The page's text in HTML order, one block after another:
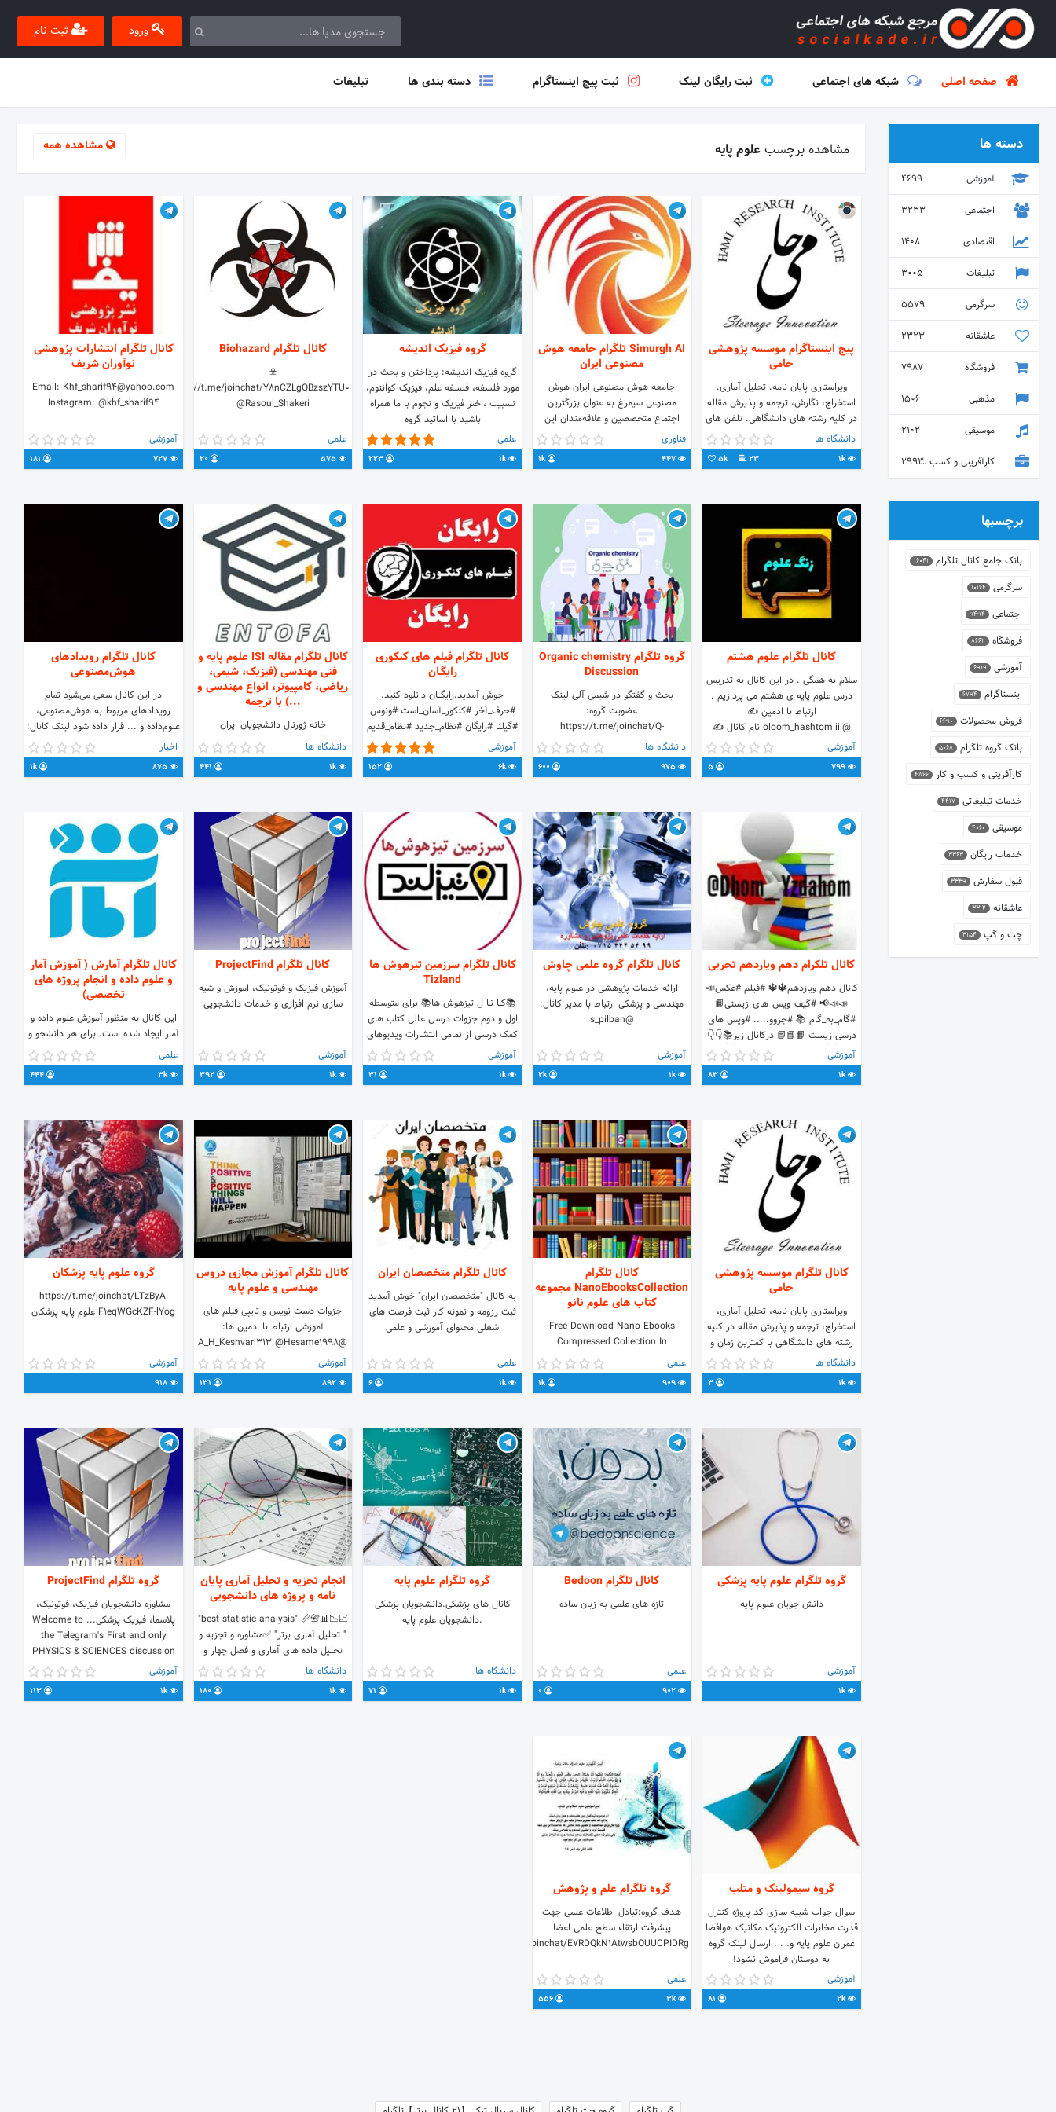
ورود ثبت نام
صفحه اصلی شبکه های اجتماعی ثبت رایگان لینک ثبت پیج اینستاگرام دسته بندی ها تبلیغات
مشاهده برچسب علوم پایه مشاهده همه
پیج اینستاگرام موسسه پژوهشی
حامی
ویراستاری پایان نامه. تحلیل آماری.
استخراج، نگارش، ترجمه و پذیرش مقاله
در کلیه رشته های دانشگاهی. تلفن های
تماس: 02166564246 09106911682 و
83 و 84
دانشگاه ها
1k
23
5k
Simurgh AI تلگرام جامعه هوش
مصنوعی ایران
جامعه هوش مصنوعی ایران هوش
مصنوعی سیمرغ به عنوان بزرگترین
اجتماع متخصصین و علاقه‌مندان این
حوزه در حال تهیه ویدئوهای رایگان
زبان‌های برنامه نویسی در حوزه AI و تهیه
ورکشاپ‌های هوش مصنوعی می‌باشد.
Facebook :
https://lnkd.in/ejf7xKzJ Instagram:
https://instagram.com/simurghai
Twitter:
https://Twitter.com/simurghai
Whatsapp: https://lnkd.in/eq-
Phyfq
فناوری
447
1k
گروه فیزیک اندیشه
گروه فیزیک اندیشه: پرداختن و بحث در
مورد فلسفه، فلسفه علم، فیزیک کوانتوم،
نسبیت ،اختر فیزیک و نجوم با ما همراه
باشید با اساتید گروه
علمی
1k
223
کانال تلگرام Biohazard
☣️
https://t.me/joinchat/Y8nCZLgQBzszYTU0
@Rasoul_Shakeri
علمی
575
20
کانال تلگرام انتشارات پژوهشی
نوآوران شریف
Email: Khf_sharif94@yahoo.com
Instagram: @khf_sharif94
آموزشی
727
کانال تلگرام علوم هشتم
سلام به همگی . در این کانال به تدریس
درس علوم پایه ی هشتم می پردازیم .
ارتباط با ادمین ✍
@oloom_hashtomiiii نام کانال ✍
⚫🔴 علوم هشتم 🔴⚫ آدرس ( iD )
کانال ✍ @oloom_hashtomi با تشکر
از همه 🙏🙏🙏🙏 خدا پشت و پناه
آموزشی
799
5
گروه تلگرام Organic chemistry
Discussion
بحث و گفتگو در شیمی آلی لینک
عضویت گروه:
https://t.me/joinchat/Q-
XMYRtutpUpYRtnkqvawg قوانین
گروه: ⛔️ چت غیر علمی ممنوع. ⛔️
تبلیغات و مطالب غیرمرتبط ممنوع. کانال
دانشگاه ها
975
600
کانال تلگرام فیلم های کنکوری
رایگـان
خوش آمدید.رایگــــان دانلود کنید.
#حرف_آخر #کنکور_آسان_است #ونوس
#گیلنا #رایگان #نظام_جدید #نظام_قدیم
#تجربی #حرف_آخر99 #گاج #قلمچی
#سپاه #مدیریت_فروشگاه #صفر_تا_صد
#پروژه6040 #کتب #درسی #آموزشی
آموزشی
6k
152
کانال تلگرام مقاله ISI علوم پایه و
فنی مهندسی (فیزیک، شیمی،
ریاضی، کامپیوتر، انواع مهندسی و
...) با ترجمه
خانه ژورنال دانشجویان ایران
www.entofa.net کانال شامل مقالات
isi با ترجمه فارسی در رشته های: 👷‍♂️
مهندسی شیمی 👷‍♂️ شیمی 👷‍♂️ کامپیوتر
فیزیک و نجوم Admin: @entofa_net
website: www.entofa.net
facebook.com/en2fa
Linkedin.com/in/entofa
pinterest.com/entofa_net
دانشگاه ها
1k
کانال تلگرام رویدادهای
هوش‌مصنوعی
در این کانال سعی می‌شود تمام
رویدادهای مربوط به هوش‌مصنوعی،
علوم‌‌داده و ... قرار داده شود لینک کانال:
https://t.me/AI_Events ارتباط با
ادمین: @MahmoodabadiHamid
@showImage
اخبار
875
1k
کانال تلکرام دهم ویازدهم تجربی
کانال دهم ویازدهم🔱🔱 #فیلم #عکس📣
📣📣📢 #گیف_ویس_های_زیستی📙
#گام_به_گام 📚 #جزوو..... #ویس های
درسی زیست 📙📘📘 درکانال زیر📚👇👇
👇👇💛 گروه رفع اشکال👇👇👇👇
https://t.me/joinchat/L53wJEx6Mx7YRmgln0eMSQ
@soheiltajik656ادمین 👇👇👇👇👇👇👇
آموزشی
1k
83
کانال تلگرام گروه علمی چاوش
ارائه خدمات پژوهشی در علوم ‌پایه،
مهندسی و پزشکی ارتباط با مدیر کانال:
@s_pilban
آموزشی
1k
2k
کانال تلگرام سرزمین تیزهوش ها
Tizland
📚کـــا نــا ل تیزهوش ها📚 برای متوسطه
اول و دوم جزوات درسـی عـالی کتاب های
کمک درسـی از تمامی انتشارات ویدیوهای
آموزشــی گام به گام تـمـام دروس مـشــاوره
هــای درسی اپلیکیشن های درسی آزمون
و الپیاد وآزمایشات و... ارتباط باادمین:
آموزشی
1k
31
کانال تلگرام ProjectFind
آموزش فیزیک و فوتونیک، اموزش و شیه
سازی نرم افزاری و خدمات دانشجویی
آموزشی
1k
392
کانال تلگرام آمارش ( آموزش آمار
و علوم داده و انجام پروژه های
تخصصی)
این کانال به منظور آموزش علوم داده و
آمار ایجاد شده است. برای هر دانشجو و
مخاطبی که نیاز به تحلیل داده دارد مفید
می باشد.
علمی
3k
444
کانال تلگرام موسسه پژوهشی
حامی
ویراستاری پایان نامه، تحلیل آماری،
استخراج، ترجمه و پذیرش مقاله در کلیه
رشته های دانشگاهی با کمترین زمان و
قیمت مناسب تلفن های تماس:
02166564246 09106911682 و 83 و 84
ارتباط با مدیر @Hami_82
دانشگاه ها
1k
3
کانال تلگرام
NanoEbooksCollection مجموعه
کتاب های علوم نانو
Free Download Nano Ebooks
Compressed Collection In
CalibreEbook Management
(+PDF+Direct Links)
Admin:@NanoEbookAdmin دانلود
مستقیم (در انتهای کانال قرار دارد، جهت
دانلود خارج از تلگرام)
علمی
909
1k
کانال تلگرام متخصصان ایران
به کانال "متخصصان ایران" خوش آمدید
ثبت رزومه و نمونه کار ثبت فرصت های
شغلی محتوای آموزشی و علمی
علمی
1k
6
کانال تلگرام آموزش مجازی دروس
مهندسی و علوم پایه
جزوات دست نویس و تایپی فیلم های
آموزشی ارتباط با ادمین ها:
@A_H_Keshvari313 @Hesame1998
آموزشی
892
گروه علوم پایه پزشکان
https://t.me/joinchat/LTzByA-
F1eqWGcKZF-lYog علوم پایه پزشکان
آموزشی
918
گروه تلگرام علوم پایه پزشکی
دانش جویان علوم پایه
آموزشی
1k
کانال تلگرام Bedoon
تازه های علمی به زبان ساده
علمی
902
0
گروه تلگرام علوم پایه
کانال های پزشکی.دانشجویان پزشکی
.دانشجویان علوم پایه
دانشگاه ها
1k
71
انجام تجزیه و تحلیل آماری پایان
نامه و پروژه های دانشجویی
📈📉📊📇📏 "best statistic analysis"
" تحلیل آماری برتر" ✅مشاوره و تجزیه و
تحلیل داده های آماری و فصل چهار و
پنج پایان نامه کلیه رشته های علوم
پزشکی و وزارت علوم ✅ انجام پروژه های
دانشجویی مرتبط با نرم افزار های آماری
دانشگاه ها
1k
180
گروه تلگرام ProjectFind
مشاوره دانشجویان فیزیک، فوتونیک،
پلاسما، فیزیک پزشکی... Welcome to
the Telegram's First and only
PHYSICS & SCIENCES discussion
group. Stick around for Fun Facts,
Trivias & Discus
آموزشی
1k
113
گروه سیمولینک و متلب
سوال جواب شبیه سازی کد پروژه کنترل
قدرت مخابرات الکترونیک مکانیک هوافضا
عمران علوم پایه و. . . ارسال لینک گروه
به دوستان فراموش نشود!
https://t.me/joinchat/F5w6Z0b5b2GDcnhHoe92ag
. . . راستی اینجا مباحثی مطرح میشه که
هیچ جا پیدا نمی کنید! پس منتظر باشید
آموزشی
2k
گروه تلگرام علم و پژوهش
هدف گروه:تبادل اطلاعات علمی جهت
پیشرفت ارتقاء سطح علمی اعضا
https://t.me/joinchat/E7RDQkN1AtwsbOUUCPIDRg
علمی
3k
556
دسته ها
آموزشی
4699
اجتماعی
3233
اقتصادی
1408
تبلیغات
3005
سرگرمی
5579
عاشقانه
2323
فروشگاه
7987
مذهبی
1506
موسیقی
2102
کارآفرینی و کسب و کار 2993
برچسبها
بانک جامع کانال تلگرام 16041
سرگرمی 10164
اجتماعی 9494
فروشگاه 8662
آموزشی 6919
اینستاگرام 6794
فروش محصولات 6690
بانک گروه تلگرام 5068
کارآفرینی و کسب و کار 4866
خدمات تبلیغاتی 4417
موسیقی 4060
خدمات رایگان 3363
قبول سفارش 3339
عاشقانه 3312
چت و گپ 3154